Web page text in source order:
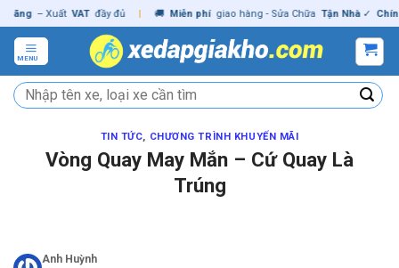
Skip
to
content
– Xuất VAT đầy đủ | 🚚 Miễn phí giao hàng - Sửa Chữa Tận Nhà ✓ Chính
MENU
Tìm
kiếm:
TIN TỨC, CHƯƠNG TRÌNH KHUYẾN MÃI
Vòng Quay May Mắn – Cứ Quay Là
Trúng
Anh Huỳnh